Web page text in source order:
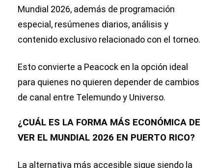
Mundial 2026, además de programación
especial, resúmenes diarios, análisis y
contenido exclusivo relacionado con el torneo.
Esto convierte a Peacock en la opción ideal
para quienes no quieren depender de cambios
de canal entre Telemundo y Universo.
¿CUÁL ES LA FORMA MÁS ECONÓMICA DE
VER EL MUNDIAL 2026 EN PUERTO RICO?
La alternativa más accesible sigue siendo la